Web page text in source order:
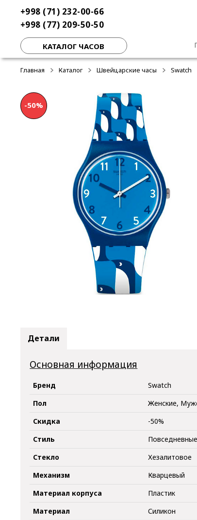
навигации
содержимому
+998 (71) 232-00-66
+998 (77) 209-50-50
КАТАЛОГ ЧАСОВ
Главная Каталог Швейцарские часы Swatch
-50%
Детали
Основная информация
Бренд
Swatch
Пол
Женские,
Скидка
-50%
Стиль
Повседневные
Стекло
Хезалитовое
Механизм
Кварцевый
Материал корпуса
Пластик
Материал
Силикон
-40%
-40%
-40%